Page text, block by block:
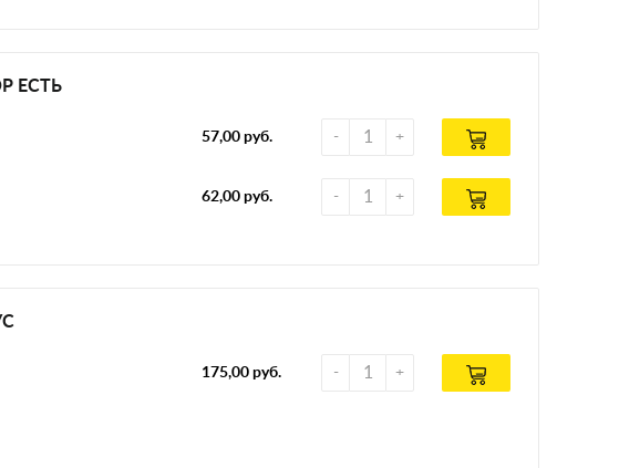
ЕСТЬ
57,00 руб.
62,00 руб.
175,00 руб.